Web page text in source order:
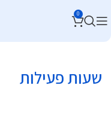
0
שעות פעילות